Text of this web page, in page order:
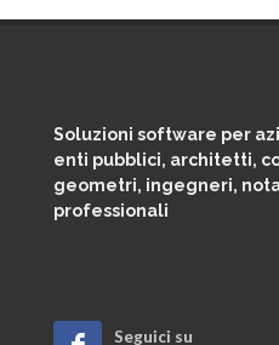
Soluzioni software per
enti pubblici, architetti,
geometri, ingegneri,
professionali
Seguici su